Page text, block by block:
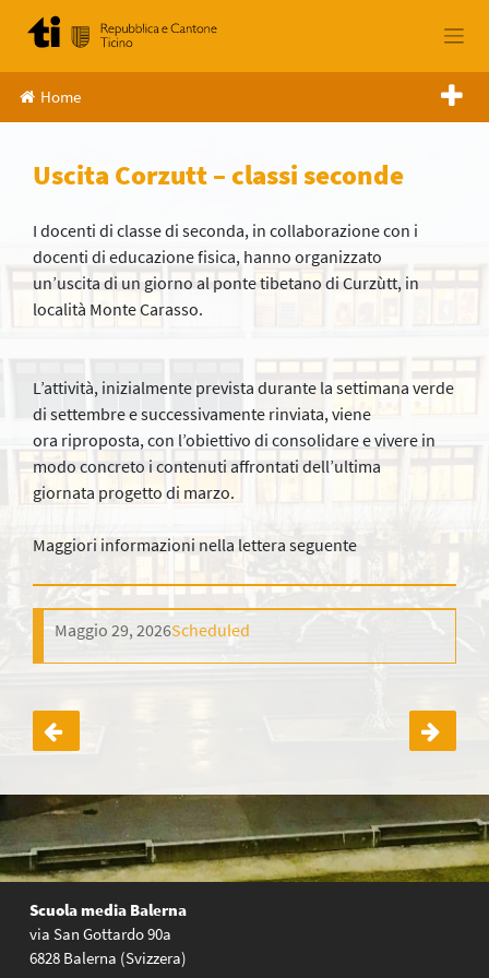
Home
Uscita Corzutt – classi seconde
I docenti di classe di seconda, in collaborazione con i
docenti di educazione fisica, hanno organizzato
un’uscita di un giorno al ponte tibetano di Curzùtt, in
località Monte Carasso.
L’attività, inizialmente prevista durante la settimana verde
di settembre e successivamente rinviata, viene
ora riproposta, con l’obiettivo di consolidare e vivere in
modo concreto i contenuti affrontati dell’ultima
giornata progetto di marzo.
Maggiori informazioni nella lettera seguente
Maggio 29, 2026Scheduled
Navigazione
articoli
Scuola media Balerna
via San Gottardo 90a
6828 Balerna (Svizzera)